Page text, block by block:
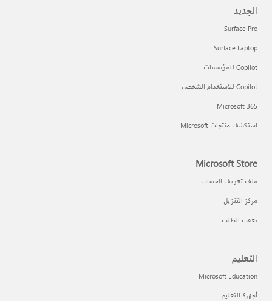
الجديد
Surface Pro
Surface Laptop
Copilot للمؤسسات
Copilot للاستخدام الشخصي
Microsoft 365
استكشف منتجات Microsoft
Microsoft Store
ملف تعريف الحساب
مركز التنزيل
تعقب الطلب
التعليم
Microsoft Education
أجهزة التعليم